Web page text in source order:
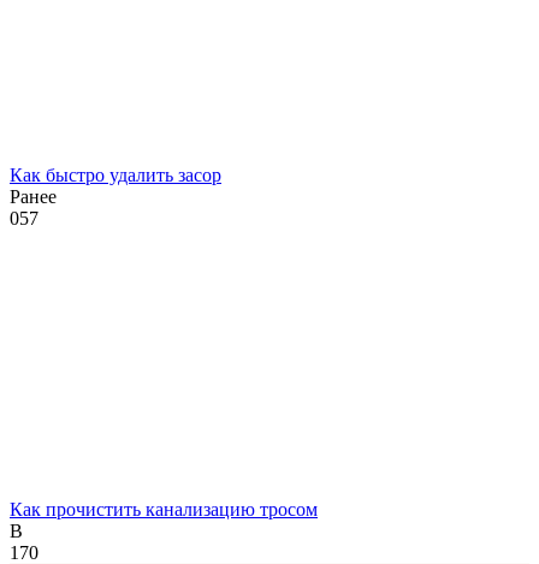
Как быстро удалить засор
Ранее
057
Как прочистить канализацию тросом
В
1 70